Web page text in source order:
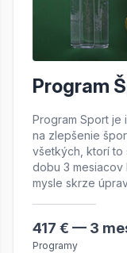
Program
Program Sport je
na zlepšenie
všetkých, ktorí to
dobu 3
mysle skrze
417 € — 3
Programy